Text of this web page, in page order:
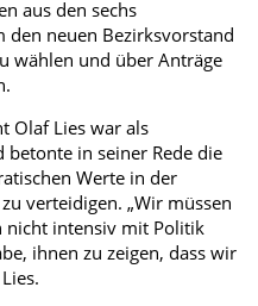
aus den sechs
den neuen Bezirksvorstand
wählen und über Anträge
Olaf Lies war als
in seiner Rede die
Werte in der
verteidigen. „Wir müssen
nicht intensiv mit Politik
ihnen zu zeigen, dass wir